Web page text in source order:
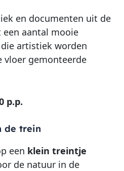
en documenten uit de
een aantal mooie
artistiek worden
vloer gemonteerde
p.p.
de trein
een klein treintje
de natuur in de